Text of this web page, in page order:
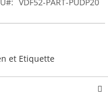
VDF52-PART-PUDP20
et Etiquette